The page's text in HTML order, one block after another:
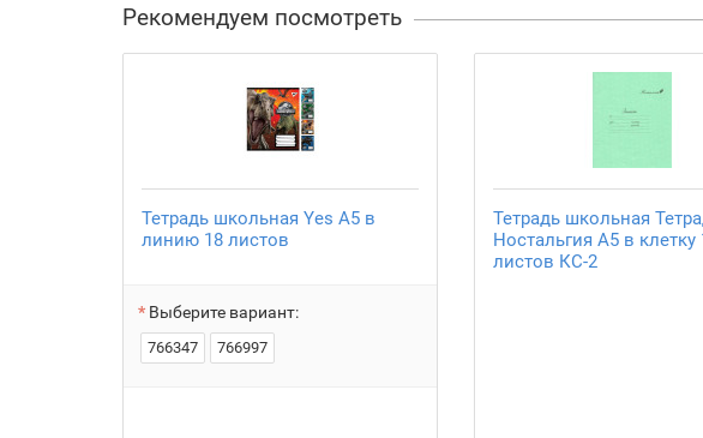
Рекомендуем посмотреть
Тетрадь школьная Yes А5 в
линию 18 листов
Выберите вариант:
766347 766997
Тетрадь школьная
Ностальгия А5 в клетку
листов КС-2